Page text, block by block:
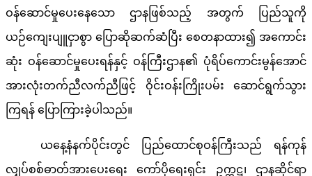
ဝန်ဆောင်မှုပေးနေသော ဌာနဖြစ်သည့် အတွက် ပြည်သူကို
ယဉ်ကျေးပျူငှာစွာ ပြောဆိုဆက်ဆံပြီး စေတနာထား၍ အကောင်း
ဆုံး ဝန်ဆောင်မှုပေးရန်နှင့် ဝန်ကြီးဌာန၏ ပုံရိပ်ကောင်းမွန်အောင်
အားလုံးတက်ညီလက်ညီဖြင့် ဝိုင်းဝန်းကြိုးပမ်း ဆောင်ရွက်သွား
ကြရန် ပြောကြားခဲ့ပါသည်။
ယနေ့နံနက်ပိုင်းတွင် ပြည်ထောင်စုဝန်ကြီးသည် ရန်ကုန်
လျှပ်စစ်ဓာတ်အားပေးရေး ကော်ပိုရေးရှင်း ဥက္ကဋ္ဌ၊ ဌာနဆိုင်ရာ